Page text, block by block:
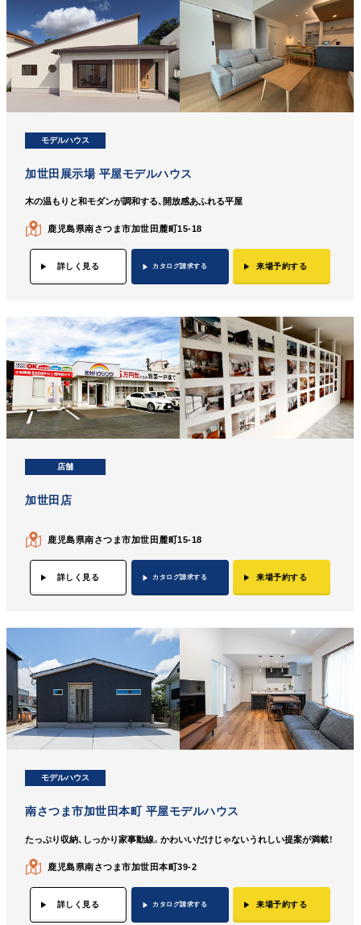
加世田展示場 平屋モデルハウス
モデルハウス
木の温もりと和モダンが調和する、開放感あふれる平屋
鹿児島県南さつま市加世田麓町15-18
詳しく見る カタログ請求する 来場予約する
加世田店
店舗
鹿児島県南さつま市加世田麓町15-18
詳しく見る カタログ請求する 来場予約する
南さつま市加世田本町 平屋モデルハウス
モデルハウス
たっぷり収納、しっかり家事動線。かわいいだけじゃないうれしい提案が満載！
鹿児島県南さつま市加世田本町39-2
詳しく見る カタログ請求する 来場予約する